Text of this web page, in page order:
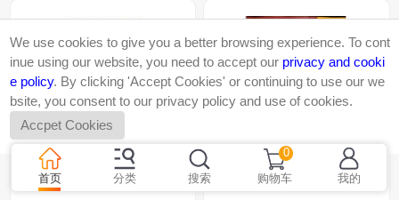
富隆正记雪白加工粉450g 双喜牌面包糠1kg
We use cookies to give you a better browsing experience. To cont
inue using our website, you need to accept our privacy and cooki
e policy. By clicking 'Accept Cookies' or continuing to use our we
bsite, you consent to our privacy policy and use of cookies.
Accpet Cookies
首页 分类 搜索
0
购物车 我的